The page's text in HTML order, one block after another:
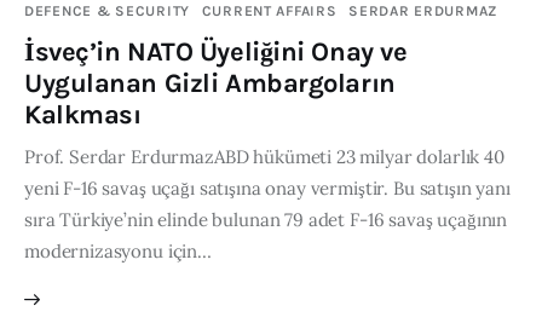
Articles
Interviews
Reports
Events
Conferences
Courses
DEFENCE & SECURITY CURRENT AFFAIRS SERDAR ERDURMAZ
İsveç’in NATO Üyeliğini Onay ve
Uygulanan Gizli Ambargoların
Kalkması
Prof. Serdar ErdurmazABD hükümeti 23 milyar dolarlık 40
yeni F-16 savaş uçağı satışına onay vermiştir. Bu satışın yanı
sıra Türkiye’nin elinde bulunan 79 adet F-16 savaş uçağının
modernizasyonu için…